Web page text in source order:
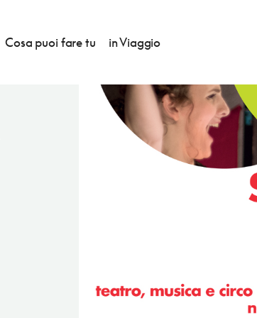
Cosa puoi fare tu in Viaggio